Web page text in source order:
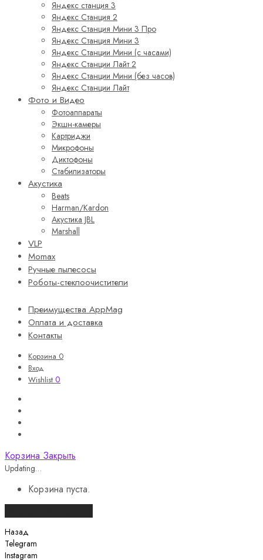
Яндекс станция 3
Яндекс Станция 2
Яндекс Станция Мини 3 Про
Яндекс Станция Мини 3
Яндекс Станции Мини (с часами)
Яндекс Станции Лайт 2
Яндекс Станции Мини (без часов)
Яндекс Станции Лайт
Фото и Видео
Фотоаппараты
Экшн-камеры
Картриджи
Микрофоны
Диктофоны
Стабилизаторы
Акустика
Beats
Harman/Kardon
Акустика JBL
Marshall
VLP
Momax
Ручные пылесосы
Роботы-стеклоочистители
Преимущества AppMag
Оплата и доставка
Контакты
Корзина 0
Вход
Wishlist 0
Корзина Закрыть
Updating…
Корзина пуста.
Назад
Telegram
Instagram